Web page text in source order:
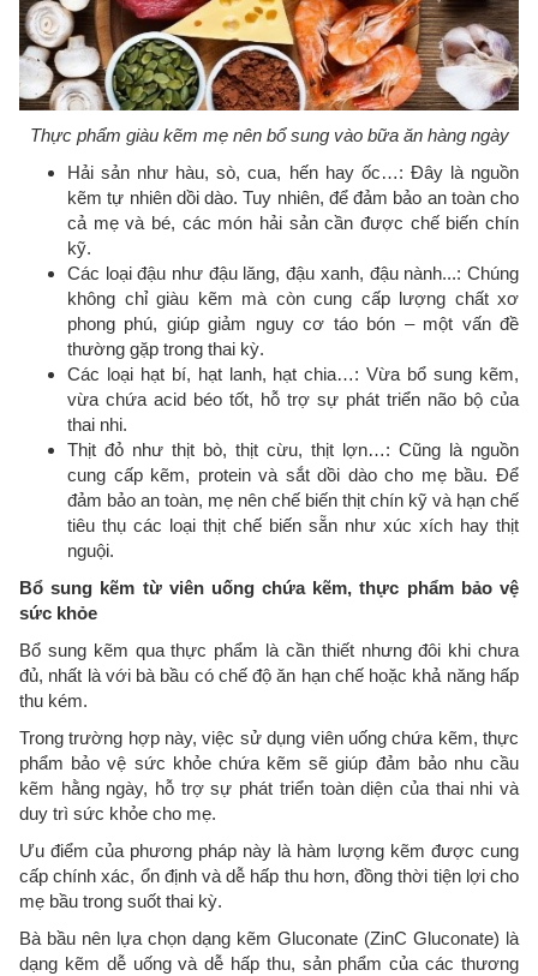
Thực phẩm giàu kẽm mẹ nên bổ sung vào bữa ăn hàng ngày
Hải sản như hàu, sò, cua, hến hay ốc…: Đây là nguồn
kẽm tự nhiên dồi dào. Tuy nhiên, để đảm bảo an toàn cho
cả mẹ và bé, các món hải sản cần được chế biến chín
kỹ.
Các loại đậu như đậu lăng, đậu xanh, đậu nành...: Chúng
không chỉ giàu kẽm mà còn cung cấp lượng chất xơ
phong phú, giúp giảm nguy cơ táo bón – một vấn đề
thường gặp trong thai kỳ.
Các loại hạt bí, hạt lanh, hạt chia…: Vừa bổ sung kẽm,
vừa chứa acid béo tốt, hỗ trợ sự phát triển não bộ của
thai nhi.
Thịt đỏ như thịt bò, thịt cừu, thịt lợn…: Cũng là nguồn
cung cấp kẽm, protein và sắt dồi dào cho mẹ bầu. Để
đảm bảo an toàn, mẹ nên chế biến thịt chín kỹ và hạn chế
tiêu thụ các loại thịt chế biến sẵn như xúc xích hay thịt
nguội.
Bổ sung kẽm từ viên uống chứa kẽm, thực phẩm bảo vệ
sức khỏe
Bổ sung kẽm qua thực phẩm là cần thiết nhưng đôi khi chưa
đủ, nhất là với bà bầu có chế độ ăn hạn chế hoặc khả năng hấp
thu kém.
Trong trường hợp này, việc sử dụng viên uống chứa kẽm, thực
phẩm bảo vệ sức khỏe chứa kẽm sẽ giúp đảm bảo nhu cầu
kẽm hằng ngày, hỗ trợ sự phát triển toàn diện của thai nhi và
duy trì sức khỏe cho mẹ.
Ưu điểm của phương pháp này là hàm lượng kẽm được cung
cấp chính xác, ổn định và dễ hấp thu hơn, đồng thời tiện lợi cho
mẹ bầu trong suốt thai kỳ.
Bà bầu nên lựa chọn dạng kẽm Gluconate (ZinC Gluconate) là
dạng kẽm dễ uống và dễ hấp thu, sản phẩm của các thương